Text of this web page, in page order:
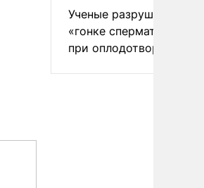
Ученые разрушили миф
«гонке
при оплодотворении